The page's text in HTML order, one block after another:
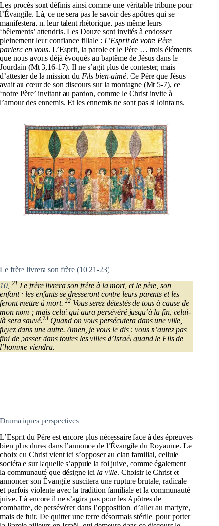
Les procès sont définis ainsi comme une véritable tribune pour
l’Évangile. Là, ce ne sera pas le savoir des apôtres qui se
manifestera, ni leur talent rhétorique, pas même leurs
‘bêlements’ attendris. Les Douze sont invités à endosser
pleinement leur confiance filiale : L’Esprit de votre Père
parlera en vous. L’Esprit, la parole et le Père … trois éléments
que nous avons déjà évoqués au baptême de Jésus dans le
Jourdain (Mt 3,16-17). Il ne s’agit plus de contester, mais
d’attester de la mission du Fils bien-aimé. Ce Père que Jésus
avait au cœur de son discours sur la montagne (Mt 5-7), ce
‘notre Père’ invitant au pardon, comme le Christ invite à
l’amour des ennemis. Et les ennemis ne sont pas si lointains.
Le frère livrera son frère (10,21-23)
10 21 Le frère livrera son frère à la mort, et le père, son
enfant ; les enfants se dresseront contre leurs parents et les
feront mettre à mort. 22 Vous serez détestés de tous à cause de
mon nom ; mais celui qui aura persévéré jusqu’à la fin, celui-
là sera sauvé.23 Quand on vous persécutera dans une ville,
fuyez dans une autre. Amen, je vous le dis : vous n’aurez pas
fini de passer dans toutes les villes d’Israël quand le Fils de
l’homme viendra.
Dramatiques perspectives
L’Esprit du Père est encore plus nécessaire face à des épreuves
bien plus dures dans l’annonce de l’Évangile du Royaume. Le
choix du Christ vient ici s’opposer au clan familial, cellule
sociétale sur laquelle s’appuie la foi juive, comme également
la communauté que désigne ici la ville. Choisir le Christ et
annoncer son Évangile suscitera une rupture brutale, radicale
et parfois violente avec la tradition familiale et la communauté
juive. Là encore il ne s’agira pas pour les Apôtres de
combattre, de persévérer dans l’opposition, d’aller au martyre,
mais de fuir. De quitter une terre désormais stérile, pour porter